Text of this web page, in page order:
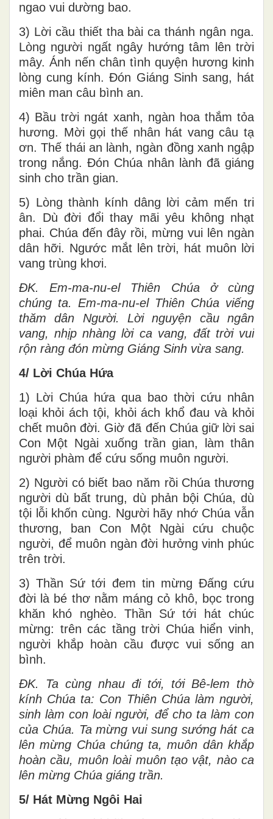
ngao vui dường bao.
3) Lời cầu thiết tha bài ca thánh ngân nga.
Lòng người ngất ngây hướng tâm lên trời
mây. Ánh nến chân tình quyện hương kinh
lòng cung kính. Đón Giáng Sinh sang, hát
miên man câu bình an.
4) Bầu trời ngát xanh, ngàn hoa thắm tỏa
hương. Mời gọi thế nhân hát vang câu tạ
ơn. Thế thái an lành, ngàn đồng xanh ngập
trong nắng. Đón Chúa nhân lành đã giáng
sinh cho trần gian.
5) Lòng thành kính dâng lời cảm mến tri
ân. Dù đời đổi thay mãi yêu không nhạt
phai. Chúa đến đây rồi, mừng vui lên ngàn
dân hỡi. Ngước mắt lên trời, hát muôn lời
vang trùng khơi.
ĐK. Em-ma-nu-el Thiên Chúa ở cùng
chúng ta. Em-ma-nu-el Thiên Chúa viếng
thăm dân Người. Lời nguyện cầu ngân
vang, nhịp nhàng lời ca vang, đất trời vui
rộn ràng đón mừng Giáng Sinh vừa sang.
4/ Lời Chúa Hứa
1) Lời Chúa hứa qua bao thời cứu nhân
loại khỏi ách tội, khỏi ách khổ đau và khỏi
chết muôn đời. Giờ đã đến Chúa giữ lời sai
Con Một Ngài xuống trần gian, làm thân
người phàm để cứu sống muôn người.
2) Người có biết bao năm rồi Chúa thương
người dù bất trung, dù phản bội Chúa, dù
tội lỗi khốn cùng. Người hãy nhớ Chúa vẫn
thương, ban Con Một Ngài cứu chuộc
người, để muôn ngàn đời hưởng vinh phúc
trên trời.
3) Thần Sứ tới đem tin mừng Đấng cứu
đời là bé thơ nằm máng cỏ khô, bọc trong
khăn khó nghèo. Thần Sứ tới hát chúc
mừng: trên các tầng trời Chúa hiển vinh,
người khắp hoàn cầu được vui sống an
bình.
ĐK. Ta cùng nhau đi tới, tới Bê-lem thờ
kính Chúa ta: Con Thiên Chúa làm người,
sinh làm con loài người, để cho ta làm con
của Chúa. Ta mừng vui sung sướng hát ca
lên mừng Chúa chúng ta, muôn dân khắp
hoàn cầu, muôn loài muôn tạo vật, nào ca
lên mừng Chúa giáng trần.
5/ Hát Mừng Ngôi Hai